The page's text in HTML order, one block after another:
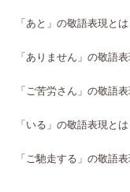
「あと」の敬語表現と
「ありません」の敬語
「ご苦労さん」の敬語
「いる」の敬語表現と
「ご馳走する」の敬語